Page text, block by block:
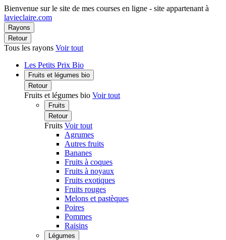
Bienvenue sur le site de mes courses en ligne - site appartenant à
lavieclaire.com
Rayons
Retour
Tous les rayons Voir tout
Les Petits Prix Bio
Fruits et légumes bio
Retour
Fruits et légumes bio Voir tout
Fruits
Retour
Fruits Voir tout
Agrumes
Autres fruits
Bananes
Fruits à coques
Fruits à noyaux
Fruits exotiques
Fruits rouges
Melons et pastèques
Poires
Pommes
Raisins
Légumes